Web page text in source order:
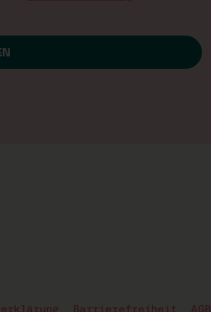
Barrierefreiheit AGB